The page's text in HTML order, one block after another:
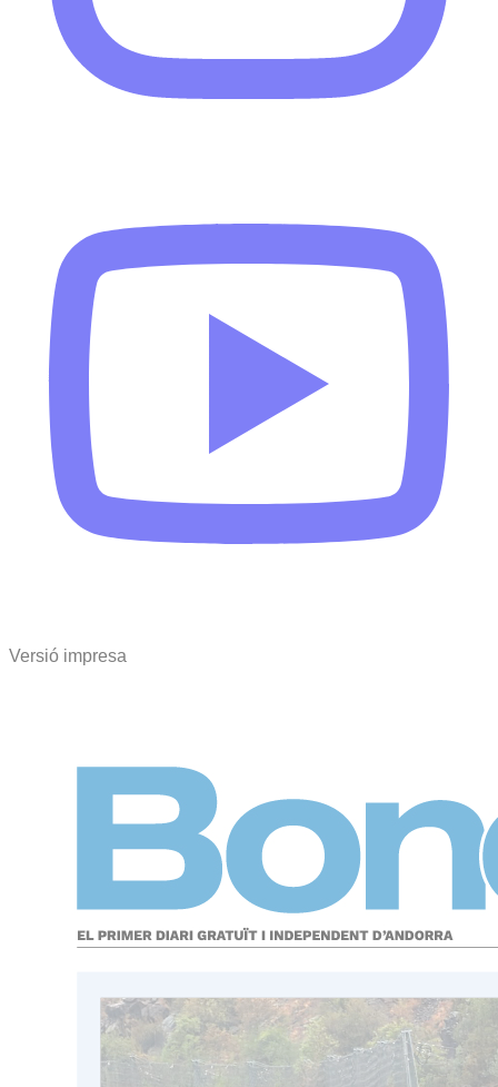
Versió impresa